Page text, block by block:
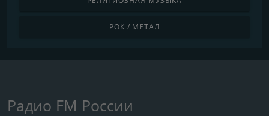
РОК / МЕТАЛ
Радио FM России